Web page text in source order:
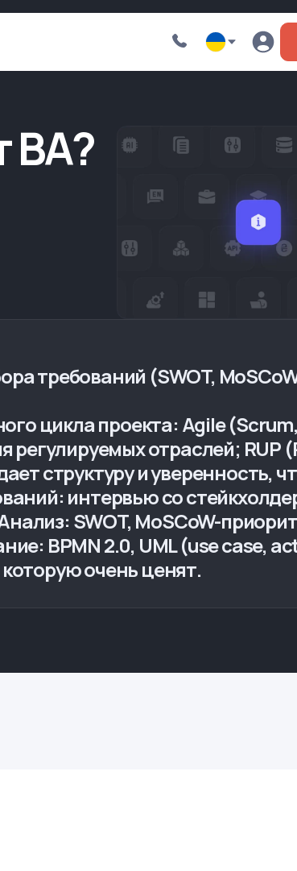
BA?
требований (SWOT,
цикла проекта: Agile (Scrum,
регулируемых отраслей; RUP
структуру и уверенность,
интервью со
SWOT, MoSCoW-
BPMN 2.0, UML (use case,
очень ценят.